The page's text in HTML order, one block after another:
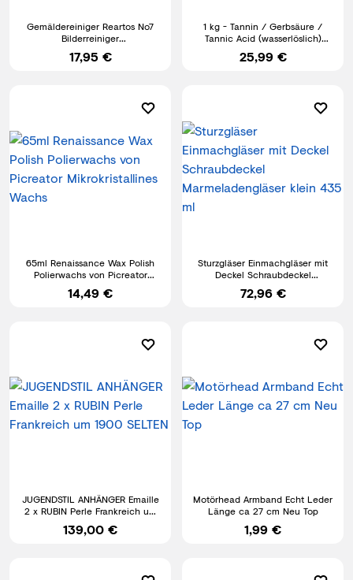
Gemäldereiniger Reartos No7
Bilderreiniger
Restaurierungsmittel
Firnisentferner
17,95 €
1 kg - Tannin / Gerbsäure /
Tannic Acid (wasserlöslich)
Rostumwandler | Gerben
25,99 €
65ml Renaissance Wax Polish
Polierwachs von Picreator
Mikrokristallines Wachs
14,49 €
Sturzgläser Einmachgläser mit
Deckel Schraubdeckel
Marmeladengläser klein 435 ml
72,96 €
JUGENDSTIL ANHÄNGER Emaille
2 x RUBIN Perle Frankreich um
1900 SELTEN
139,00 €
Motörhead Armband Echt Leder
Länge ca 27 cm Neu Top
1,99 €